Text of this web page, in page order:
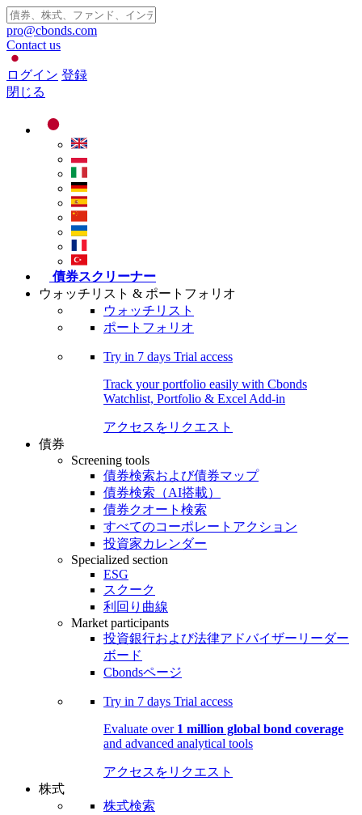
pro@cbonds.com
Contact us
ログイン 登録
閉じる
債券スクリーナー
ウォッチリスト & ポートフォリオ
ウォッチリスト
ポートフォリオ
Try in 7 days Trial access
Track your portfolio easily with Cbonds
Watchlist, Portfolio & Excel Add-in
アクセスをリクエスト
債券
Screening tools
債券検索および債券マップ
債券検索（AI搭載）
債券クオート検索
すべてのコーポレートアクション
投資家カレンダー
Specialized section
ESG
スクーク
利回り曲線
Market participants
投資銀行および法律アドバイザーリーダー
ボード
Cbondsページ
Try in 7 days Trial access
Evaluate over 1 million global bond coverage
and advanced analytical tools
アクセスをリクエスト
株式
株式検索